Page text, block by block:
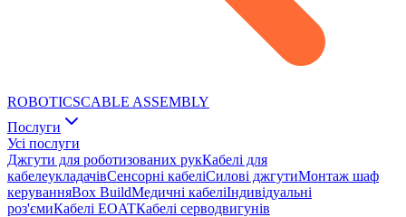
ROBOTICSCABLE ASSEMBLY
Послуги
Усі послуги
Джгути для роботизованих рукКабелі для
кабелеукладачівСенсорні кабеліСилові джгутиМонтаж шаф
керуванняBox BuildМедичні кабеліІндивідуальні
роз'ємиКабелі EOATКабелі серводвигунів